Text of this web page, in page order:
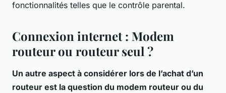
fonctionnalités telles que le contrôle parental.
Connexion internet : Modem
routeur ou routeur seul ?
Un autre aspect à considérer lors de l’achat d’un
routeur est la question du modem routeur ou du